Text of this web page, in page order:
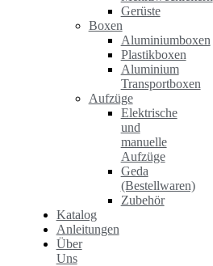
Gerüste
Boxen
Aluminiumboxen
Plastikboxen
Aluminium
Transportboxen
Aufzüge
Elektrische
und
manuelle
Aufzüge
Geda
(Bestellwaren)
Zubehör
Katalog
Anleitungen
Über
Uns